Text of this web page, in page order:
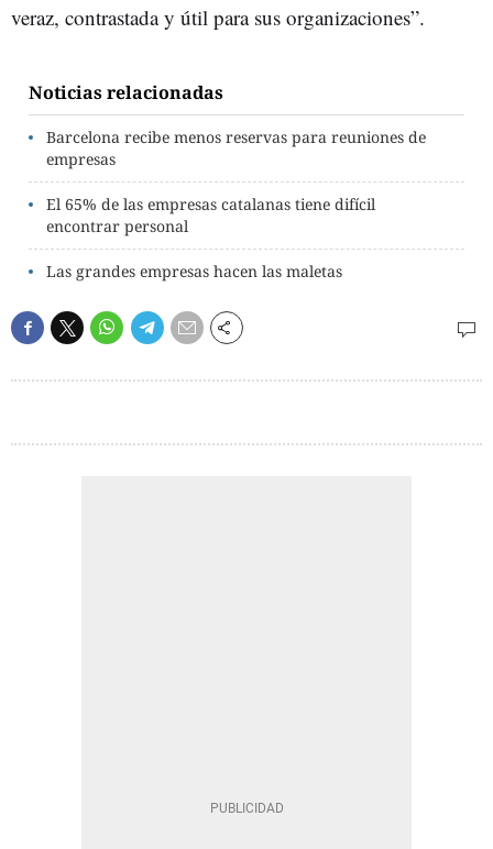
veraz, contrastada y útil para sus organizaciones”.
Noticias relacionadas
Barcelona recibe menos reservas para reuniones de
empresas
El 65% de las empresas catalanas tiene difícil
encontrar personal
Las grandes empresas hacen las maletas